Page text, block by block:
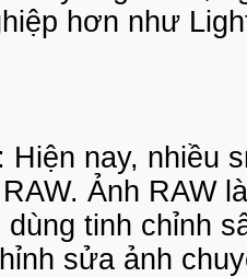
hơn như
Hiện nay, nhiều
Ảnh RAW
tinh chỉnh
sửa ảnh